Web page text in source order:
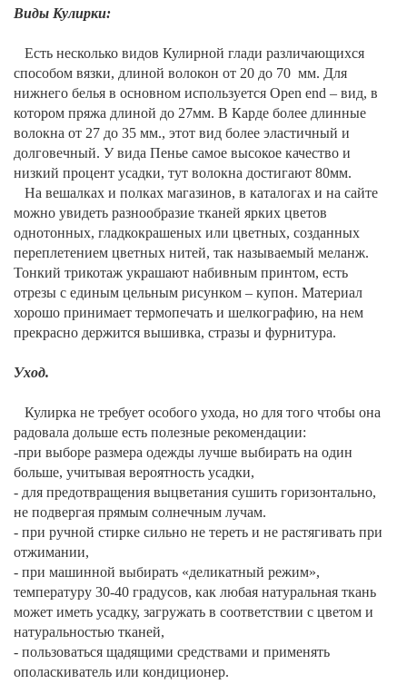
Виды Кулирки:
Есть несколько видов Кулирной глади различающихся
способом вязки, длиной волокон от 20 до 70 мм. Для
нижнего белья в основном используется Open end – вид, в
котором пряжа длиной до 27мм. В Карде более длинные
волокна от 27 до 35 мм., этот вид более эластичный и
долговечный. У вида Пенье самое высокое качество и
низкий процент усадки, тут волокна достигают 80мм.
На вешалках и полках магазинов, в каталогах и на сайте
можно увидеть разнообразие тканей ярких цветов
однотонных, гладкокрашеных или цветных, созданных
переплетением цветных нитей, так называемый меланж.
Тонкий трикотаж украшают набивным принтом, есть
отрезы с единым цельным рисунком – купон. Материал
хорошо принимает термопечать и шелкографию, на нем
прекрасно держится вышивка, стразы и фурнитура.
Уход.
Кулирка не требует особого ухода, но для того чтобы она
радовала дольше есть полезные рекомендации:
-при выборе размера одежды лучше выбирать на один
больше, учитывая вероятность усадки,
- для предотвращения выцветания сушить горизонтально,
не подвергая прямым солнечным лучам.
- при ручной стирке сильно не тереть и не растягивать при
отжимании,
- при машинной выбирать «деликатный режим»,
температуру 30-40 градусов, как любая натуральная ткань
может иметь усадку, загружать в соответствии с цветом и
натуральностью тканей,
- пользоваться щадящими средствами и применять
ополаскиватель или кондиционер.